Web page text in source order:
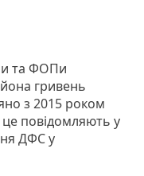
та ФОПи
гривень
з 2015 роком
повідомляють у
ДФС у